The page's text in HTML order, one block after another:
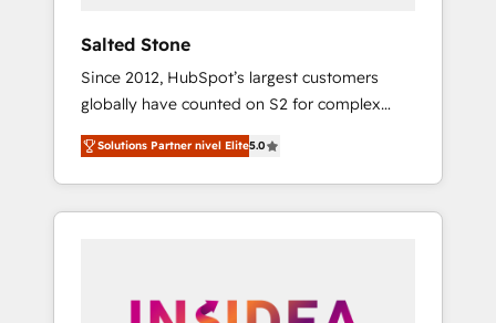
Salted Stone
Since 2012, HubSpot’s largest customers
globally have counted on S2 for complex
migrations, change management, systems
integration, and creative solutions that
deliver measurable impact and transform
brand experiences As one of the few full-
globally regionalized HubSpot websites,
Solutions Partner nivel Elite5.0